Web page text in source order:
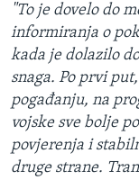
"To je dovelo do
informiranja o
kada je dolazilo
snaga. Po prvi
pogađanju, na
vojske sve bolje
povjerenja i
druge strane.